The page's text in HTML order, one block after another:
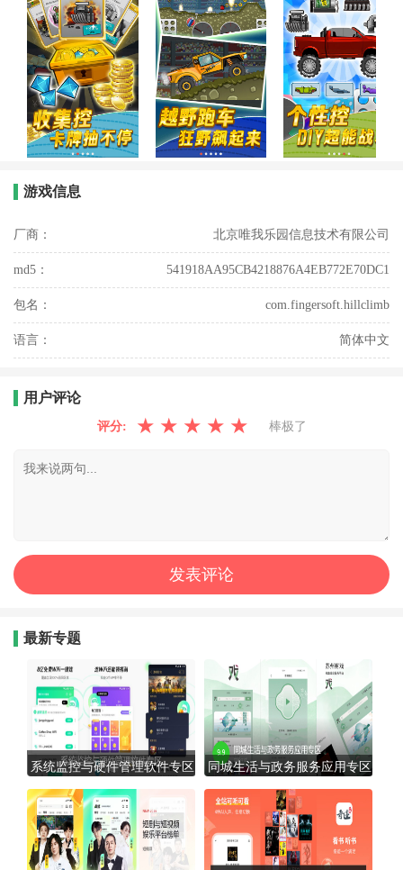
游戏信息
厂商： 北京唯我乐园信息技术有限公司
md5： 541918AA95CB4218876A4EB772E70DC1
包名： com.fingersoft.hillclimb
语言： 简体中文
用户评论
评分: ★ ★ ★ ★ ★ 棒极了
最新专题
系统监控与硬件管理软件专区 同城生活与政务服务应用专区